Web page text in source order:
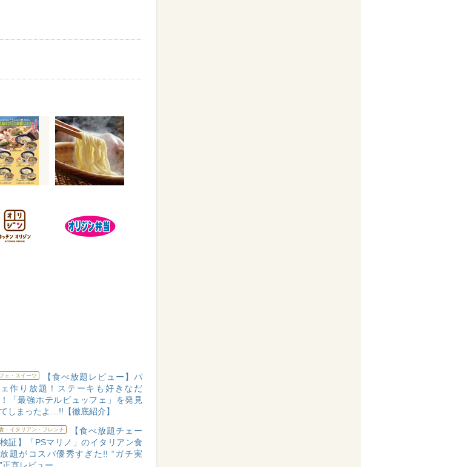
ェ・スイーツ
【食べ放題レビュー】パ
作り放題！ステーキも好きなだ
「最強ホテルビュッフェ」を発見
しまったよ…!!【徹底紹介】
・イタリアン・フレンチ
【食べ放題チェー
証】「PSマリノ」のイタリアン食
題がコスパ優秀すぎた!! “ガチ実